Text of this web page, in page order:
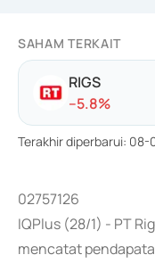
SAHAM TERKAIT
RIGS
--5.8%
Terakhir diperbarui: 08-
02757126
IQPlus (28/1) - PT
mencatat